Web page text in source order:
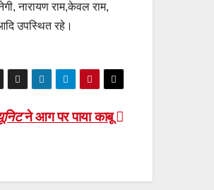
नारायण राम,केवल राम,
आदि उपस्थित रहे।
ने आग पर पाया काबू